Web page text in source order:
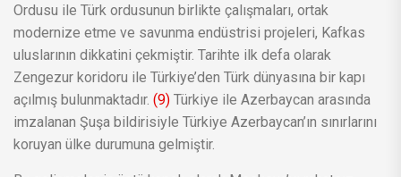
Ordusu ile Türk ordusunun birlikte çalışmaları, ortak
modernize etme ve savunma endüstrisi projeleri, Kafkas
uluslarının dikkatini çekmiştir. Tarihte ilk defa olarak
Zengezur koridoru ile Türkiye’den Türk dünyasına bir kapı
açılmış bulunmaktadır. (9) Türkiye ile Azerbaycan arasında
imzalanan Şuşa bildirisiyle Türkiye Azerbaycan’ın sınırlarını
koruyan ülke durumuna gelmiştir.